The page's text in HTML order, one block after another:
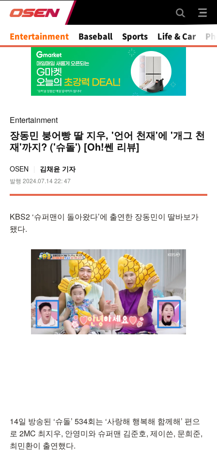
Entertainment Baseball Sports Life & Car
Entertainment
장동민 붕어빵 딸 지우, '언어 천재'에 '개그 천
재'까지? ('슈돌') [Oh!쎈 리뷰]
OSEN 김채윤 기자
발행 2024.07.14 22: 47
KBS2 ‘슈퍼맨이 돌아왔다’에 출연한 장동민이 딸바보가
됐다.
14일 방송된 ‘슈돌’ 534회는 ‘사랑해 행복해 함께해’ 편으
로 2MC 최지우, 안영미와 슈퍼맨 김준호, 제이쓴, 문희준,
최민환이 출연했다.